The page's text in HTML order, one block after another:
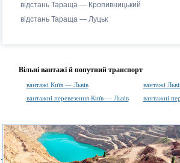
відстань Тараща — Кропивницький
відстань Тараща — Луцьк
Вільні вантажі й попутний транспорт
вантажі Київ — Львів вантажі
вантажні перевезення Київ — Львів
вантажні